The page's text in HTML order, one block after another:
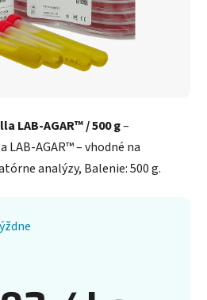
LAB-AGAR™ / 500 g–
AGAR™ – vhodné na
analýzy, Balenie: 500 g.